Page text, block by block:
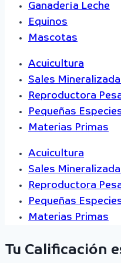
Ganadería Leche
Equinos
Mascotas
Acuicultura
Sales
Reproductora
Pequeñas
Materias Primas
Acuicultura
Sales
Reproductora
Pequeñas
Materias Primas
Tu Calificación